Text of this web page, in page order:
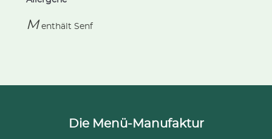
M enthält Senf
Die Menü-Manufaktur